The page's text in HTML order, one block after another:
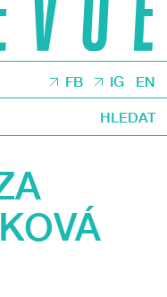
FB IG EN
HLEDAT